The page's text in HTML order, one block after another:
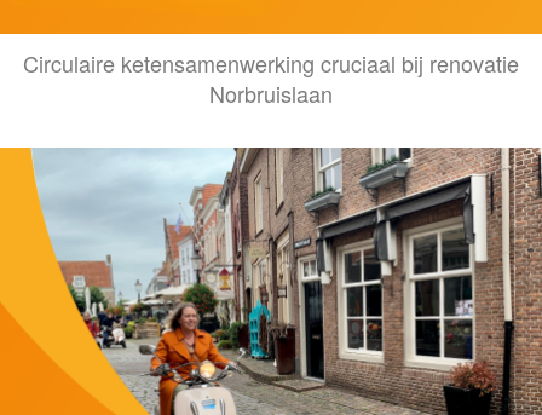
Circulaire ketensamenwerking cruciaal bij renovatie
Norbruislaan